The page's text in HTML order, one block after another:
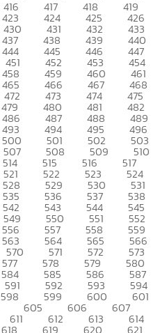
416 417 418 419
423 424 425 426
430 431 432 433
437 438 439 440
444 445 446 447
451 452 453 454
458 459 460 461
465 466 467 468
472 473 474 475
479 480 481 482
486 487 488 489
493 494 495 496
500 501 502 503
507 508 509 510
514 515 516 517
521 522 523 524
528 529 530 531
535 536 537 538
542 543 544 545
549 550 551 552
556 557 558 559
563 564 565 566
570 571 572 573
577 578 579 580
584 585 586 587
591 592 593 594
598 599 600 601
605 606 607
611 612 613 614
618 619 620 621